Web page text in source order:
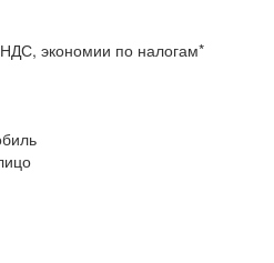
экономии по налогам*